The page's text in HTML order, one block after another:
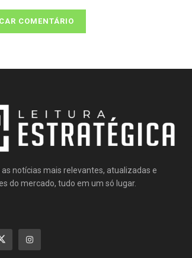
notícias mais relevantes, atualizadas e
do mercado, tudo em um só lugar.